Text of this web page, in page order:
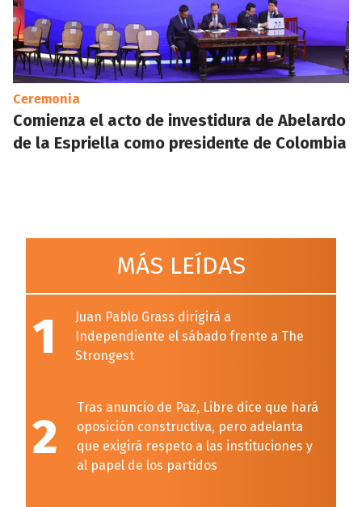
Ceremonia
Comienza el acto de investidura de Abelardo
de la Espriella como presidente de Colombia
MÁS LEÍDAS
1
Juan Pablo Grass dirigirá a
Independiente el sábado frente a The
Strongest
2
Tras anuncio de Paz, Libre dice que hará
oposición constructiva, pero adelanta
que exigirá respeto a las instituciones y
al papel de los partidos